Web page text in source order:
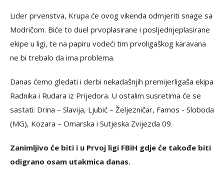
Lider prvenstva, Krupa će ovog vikenda odmjeriti snage sa
Modričom. Biće to duel prvoplasirane i posljednjeplasirane
ekipe u ligi, te na papiru vodeći tim prvoligaškog karavana
ne bi trebalo da ima problema.
Danas ćemo gledati i derbi nekadašnjih premijerligaša ekipa
Radnika i Rudara iz Prijedora. U ostalim susretima će se
sastati: Drina – Slavija, Ljubić – Željezničar, Famos - Sloboda
(MG), Kozara – Omarska i Sutjeska Zvijezda 09.
Zanimljivo će biti i u Prvoj ligi FBiH gdje će takođe biti
odigrano osam utakmica danas.